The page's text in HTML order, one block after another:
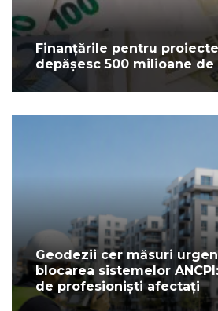
Finanțările pentru
depășesc 500 milioane de
Geodezii cer măsuri
blocarea sistemelor
de profesioniști afectați